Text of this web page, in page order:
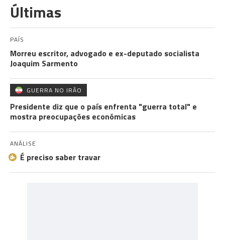
Últimas
PAÍS
Morreu escritor, advogado e ex-deputado socialista
Joaquim Sarmento
GUERRA NO IRÃO
Presidente diz que o país enfrenta "guerra total" e
mostra preocupações económicas
ANÁLISE
É preciso saber travar